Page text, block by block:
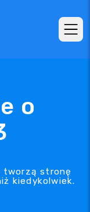
o
tworzą stronę
kiedykolwiek.